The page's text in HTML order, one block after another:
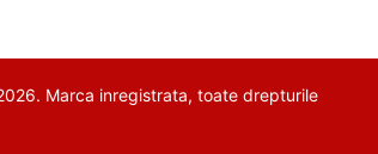
Marca inregistrata, toate drepturile